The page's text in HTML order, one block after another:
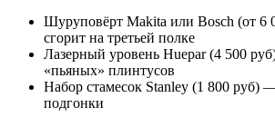
Шуруповёрт Makita или Bosch (от
сгорит на третьей полке
Лазерный уровень Huepar (4 500
«пьяных» плинтусов
Набор стамесок Stanley (1 800 руб)
подгонки